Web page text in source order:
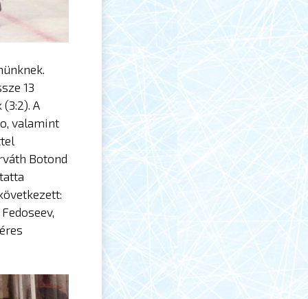
13
A
valamint
Botond